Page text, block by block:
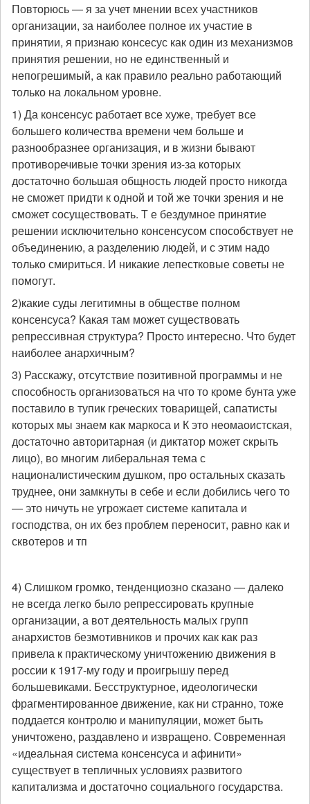
Повторюсь — я за учет мнении всех участников
организации, за наиболее полное их участие в
принятии, я признаю консесус как один из механизмов
принятия решении, но не единственный и
непогрешимый, а как правило реально работающий
только на локальном уровне.
1) Да консенсус работает все хуже, требует все
большего количества времени чем больше и
разнообразнее организация, и в жизни бывают
противоречивые точки зрения из-за которых
достаточно большая общность людей просто никогда
не сможет придти к одной и той же точки зрения и не
сможет сосуществовать. Т е бездумное принятие
решении исключительно консенсусом способствует не
объединению, а разделению людей, и с этим надо
только смириться. И никакие лепестковые советы не
помогут.
2)какие суды легитимны в обществе полном
консенсуса? Какая там может существовать
репрессивная структура? Просто интересно. Что будет
наиболее анархичным?
3) Расскажу, отсутствие позитивной программы и не
способность организоваться на что то кроме бунта уже
поставило в тупик греческих товарищей, сапатисты
которых мы знаем как маркоса и К это неомаоистская,
достаточно авторитарная (и диктатор может скрыть
лицо), во многим либеральная тема с
националистическим душком, про остальных сказать
труднее, они замкнуты в себе и если добились чего то
— это ничуть не угрожает системе капитала и
господства, он их без проблем переносит, равно как и
сквотеров и тп
4) Слишком громко, тенденциозно сказано — далеко
не всегда легко было репрессировать крупные
организации, а вот деятельность малых групп
анархистов безмотивников и прочих как как раз
привела к практическому уничтожению движения в
россии к 1917-му году и проигрышу перед
большевиками. Бесструктурное, идеологически
фрагментированное движение, как ни странно, тоже
поддается контролю и манипуляции, может быть
уничтожено, раздавлено и извращено. Современная
«идеальная система консенсуса и афинити»
существует в тепличных условиях развитого
капитализма и достаточно социального государства.